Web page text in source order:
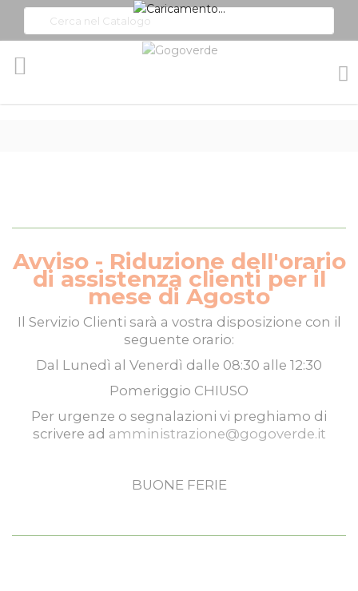
Avviso - Riduzione dell'orario
di assistenza clienti per il
mese di Agosto
Il Servizio Clienti sarà a vostra disposizione con il
seguente orario:
Dal Lunedì al Venerdì dalle 08:30 alle 12:30
Pomeriggio CHIUSO
Per urgenze o segnalazioni vi preghiamo di
scrivere ad amministrazione@gogoverde.it
BUONE FERIE